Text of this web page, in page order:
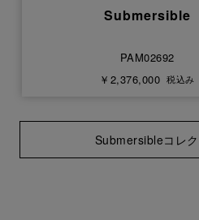
Submersible
PAM02692
￥2,376,000 税込み
Submersibleコレ